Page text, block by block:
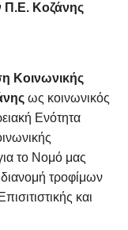
Π.Ε. Κοζάνης
Κοινωνικής
ως κοινωνικός
Ενότητα
το Νομό μας
τροφίμων
και